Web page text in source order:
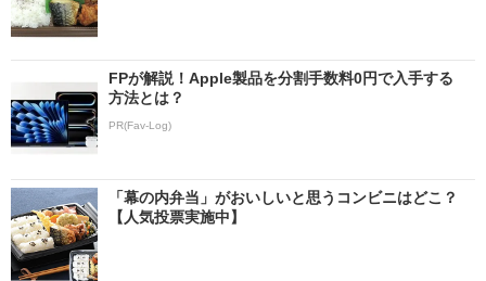
FPが解説！Apple製品を分割手数料0円で入手する
方法とは？
PR(Fav-Log)
「幕の内弁当」がおいしいと思うコンビニはどこ？
【人気投票実施中】